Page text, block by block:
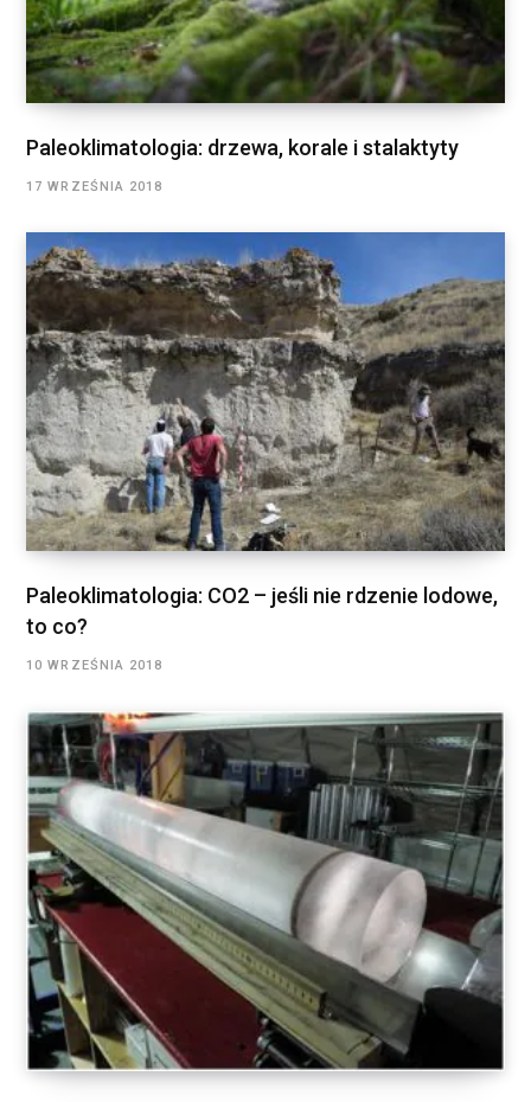
Paleoklimatologia: drzewa, korale i stalaktyty
17 WRZEŚNIA 2018
Paleoklimatologia: CO2 – jeśli nie rdzenie lodowe,
to co?
10 WRZEŚNIA 2018